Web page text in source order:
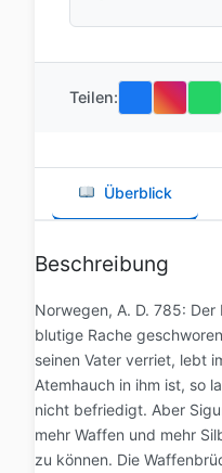
Teilen:
Überblick
Beschreibung
Norwegen, A. D. 785:
blutige Rache
seinen Vater verriet, lebt
Atemhauch in ihm ist, so
nicht befriedigt. Aber
mehr Waffen und mehr
zu können. Die